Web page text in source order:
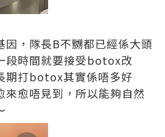
因，隊長B不嬲都已經係大頭
時間就要接受botox改
期打botox其實係唔多好
來愈唔見到，所以能夠自然